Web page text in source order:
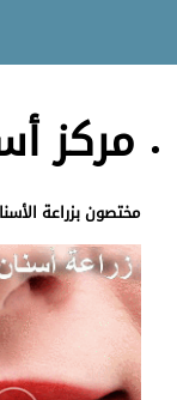
مركز
مختصون بزراعة